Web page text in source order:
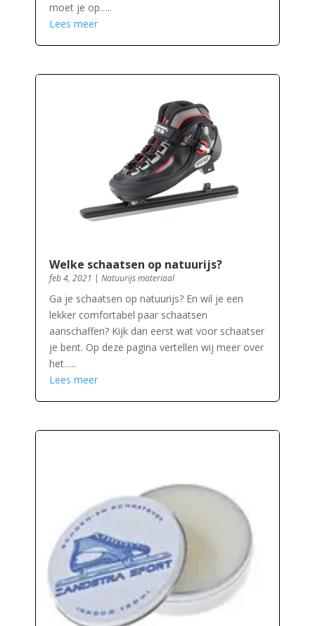
moet je op…..
Lees meer
Welke schaatsen op natuurijs?
feb 4, 2021 | Natuurijs materiaal
Ga je schaatsen op natuurijs? En wil je een
lekker comfortabel paar schaatsen
aanschaffen? Kijk dan eerst wat voor schaatser
je bent. Op deze pagina vertellen wij meer over
het…..
Lees meer